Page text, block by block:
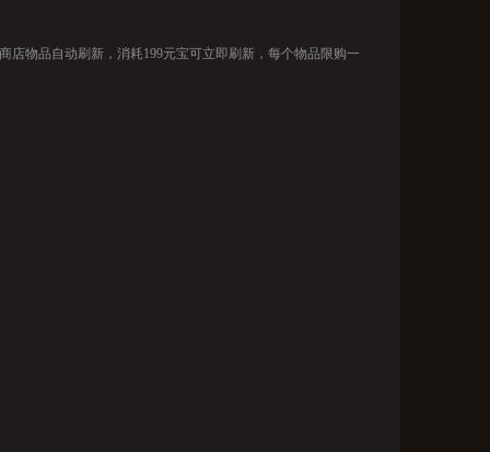
店物品自动刷新，消耗199元宝可立即刷新，每个物品限购一